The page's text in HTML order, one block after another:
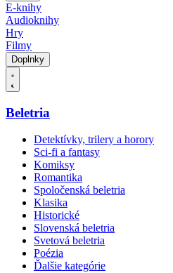
E-knihy
Audioknihy
Hry
Filmy
Doplnky
Beletria
Detektívky, trilery a horory
Sci-fi a fantasy
Komiksy
Romantika
Spoločenská beletria
Klasika
Historické
Slovenská beletria
Svetová beletria
Poézia
Ďalšie kategórie